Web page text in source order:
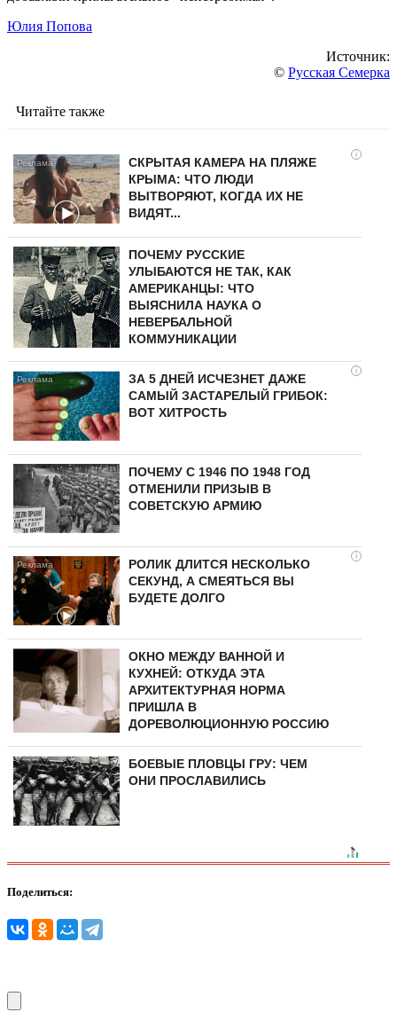
Юлия Попова
Источник:
© Русская Семерка
Читайте также
i
СКРЫТАЯ КАМЕРА НА ПЛЯЖЕ
КРЫМА: ЧТО ЛЮДИ
ВЫТВОРЯЮТ, КОГДА ИХ НЕ
ВИДЯТ...
ПОЧЕМУ РУССКИЕ
УЛЫБАЮТСЯ НЕ ТАК, КАК
АМЕРИКАНЦЫ: ЧТО
ВЫЯСНИЛА НАУКА О
НЕВЕРБАЛЬНОЙ
КОММУНИКАЦИИ
i
ЗА 5 ДНЕЙ ИСЧЕЗНЕТ ДАЖЕ
САМЫЙ ЗАСТАРЕЛЫЙ ГРИБОК:
ВОТ ХИТРОСТЬ
ПОЧЕМУ С 1946 ПО 1948 ГОД
ОТМЕНИЛИ ПРИЗЫВ В
СОВЕТСКУЮ АРМИЮ
i
РОЛИК ДЛИТСЯ НЕСКОЛЬКО
СЕКУНД, А СМЕЯТЬСЯ ВЫ
БУДЕТЕ ДОЛГО
ОКНО МЕЖДУ ВАННОЙ И
КУХНЕЙ: ОТКУДА ЭТА
АРХИТЕКТУРНАЯ НОРМА
ПРИШЛА В
ДОРЕВОЛЮЦИОННУЮ РОССИЮ
БОЕВЫЕ ПЛОВЦЫ ГРУ: ЧЕМ
ОНИ ПРОСЛАВИЛИСЬ
Поделиться: